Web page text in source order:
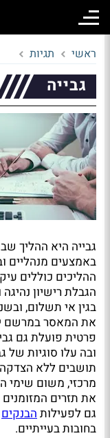
ראשי תגיות
גבייה
גבייה היא ההליך
באמצעים מנהליים
ההליכים כוללים
הגבלת רישיון
בגין אי תשלום,
את המאסר במרשם
פרטית פועלת גם
ובה עלו סוגיות של
תושבים ללא
מרכזי, משום שימי
את תזרים המזומנים
גם לפעילותהבנקים
בחובות בעייתיים.